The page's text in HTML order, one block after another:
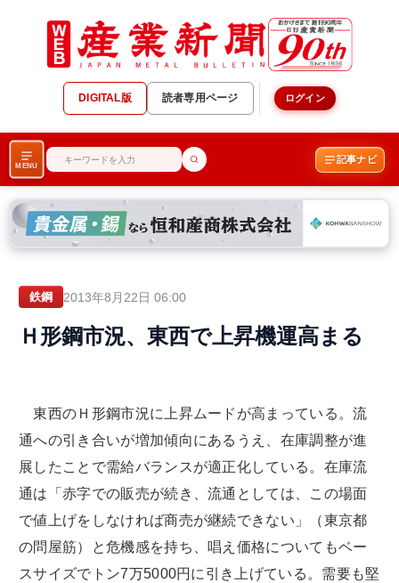
DIGITAL版 読者専用ページ ログイン
MENU
記事ナビ
鉄鋼 2013年8月22日 06:00
Ｈ形鋼市況、東西で上昇機運高まる
東西のＨ形鋼市況に上昇ムードが高まっている。流
通への引き合いが増加傾向にあるうえ、在庫調整が進
展したことで需給バランスが適正化している。在庫流
通は「赤字での販売が続き、流通としては、この場面
で値上げをしなければ商売が継続できない」（東京都
の問屋筋）と危機感を持ち、唱え価格についてもベー
スサイズでトン7万5000円に引き上げている。需要も堅